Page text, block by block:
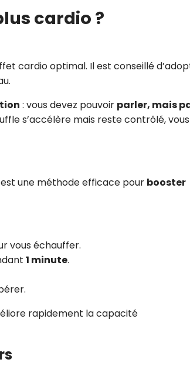
cardio ?
cardio optimal. Il est conseillé
: vous devez pouvoir parler, mais
s’accélère mais reste contrôlé,
une méthode efficace pour booster
vous échauffer.
1 minute.
rapidement la capacité